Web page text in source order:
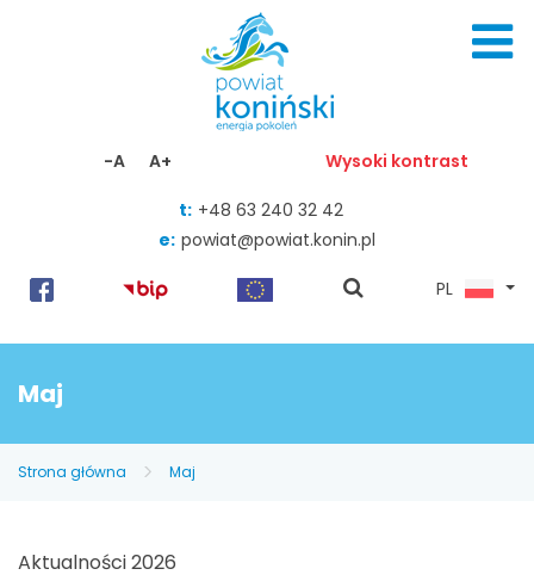
-A A+ Wysoki kontrast
t: +48 63 240 32 42
e: powiat@powiat.konin.pl
pokaż
PL
Maj
Strona główna Maj
Aktualności 2026